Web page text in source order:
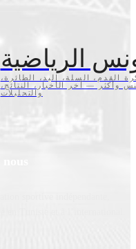
الرياضية
القدم، السلة، اليد، الطائرة،
وأكثر — آخر الأخبار، النتائج،
والتحليلات